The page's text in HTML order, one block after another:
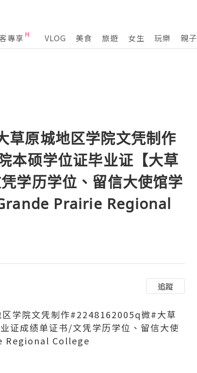
專享 VLOG 美食 旅遊 女生 玩樂 親子
草原城地区学院文凭制作
本硕学位证毕业证【大草
学历学位、留信大使馆学
Prairie Regional
追蹤
学院文凭制作#2248162005q微#大草
证成绩单证书/文凭学历学位、留信大使
Regional College